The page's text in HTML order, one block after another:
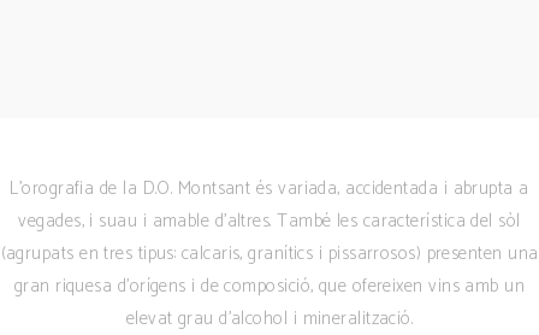
L’orografia de la D.O. Montsant és variada, accidentada i abrupta a
vegades, i suau i amable d’altres. També les característica del sòl
(agrupats en tres tipus: calcaris, granítics i pissarrosos) presenten una
gran riquesa d’orígens i de composició, que ofereixen vins amb un
elevat grau d’alcohol i mineralització.